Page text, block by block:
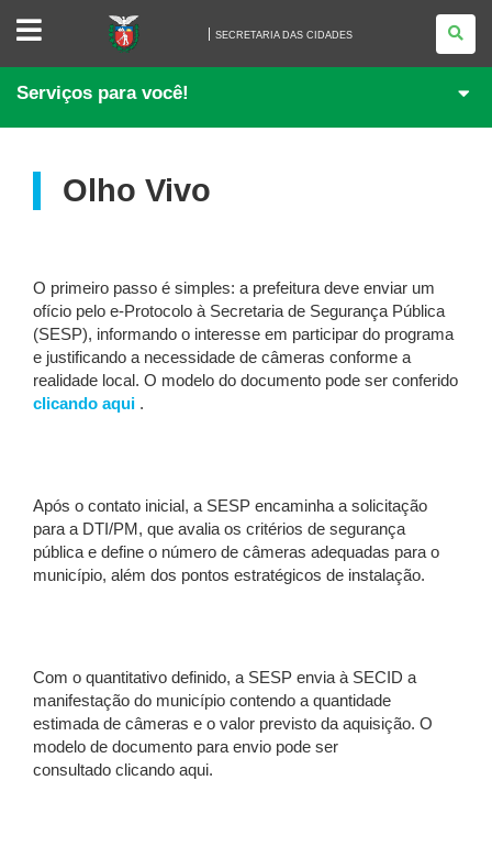
SECRETARIA
CIDADES
SECRETARIA DAS CIDADES
Serviços para você!
Olho Vivo
O primeiro passo é simples: a prefeitura deve enviar um
ofício pelo e-Protocolo à Secretaria de Segurança Pública
(SESP), informando o interesse em participar do programa
e justificando a necessidade de câmeras conforme a
realidade local. O modelo do documento pode ser conferido
clicando aqui .
Após o contato inicial, a SESP encaminha a solicitação
para a DTI/PM, que avalia os critérios de segurança
pública e define o número de câmeras adequadas para o
município, além dos pontos estratégicos de instalação.
Com o quantitativo definido, a SESP envia à SECID a
manifestação do município contendo a quantidade
estimada de câmeras e o valor previsto da aquisição. O
modelo de documento para envio pode ser
consultado clicando aqui.